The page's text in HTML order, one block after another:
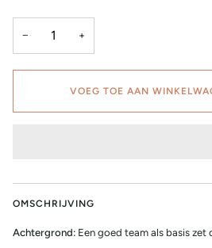
− +
VOEG TOE AAN
OMSCHRIJVING
Achtergrond: Een goed team als basis zet